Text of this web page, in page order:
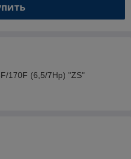
170F (6,5/7Hp) "ZS"